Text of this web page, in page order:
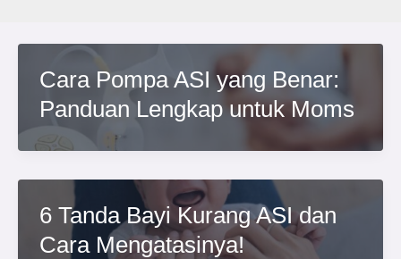
Cara Pompa ASI yang Benar:
Panduan Lengkap untuk Moms
6 Tanda Bayi Kurang ASI dan
Cara Mengatasinya!